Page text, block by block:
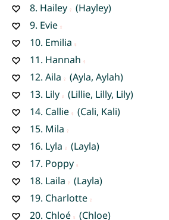
8. Hailey
(Hayley)
9. Evie
10. Emilia
11. Hannah
12. Aila
(Ayla, Aylah)
13. Lily
(Lillie, Lilly, Lily)
14. Callie
(Cali, Kali)
15. Mila
16. Lyla
(Layla)
17. Poppy
18. Laila
(Layla)
19. Charlotte
20. Chloé
(Chloe)